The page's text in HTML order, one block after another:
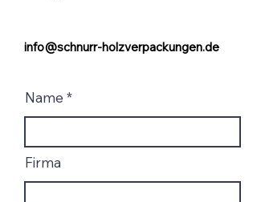
info@schnurr-holzverpackungen.de
Name
Firma